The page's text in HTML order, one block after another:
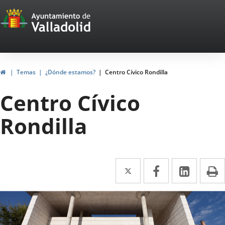
Portal
Web
del
Ayuntamiento
de
Valladolid
InicioTemas ¿Dónde estamos? Centro Cívico Rondilla
Centro Cívico
Rondilla
Twitter
Enlace
a
una
aplicación
Facebook
Enlace
a
una
aplicación
Enlace
a
una